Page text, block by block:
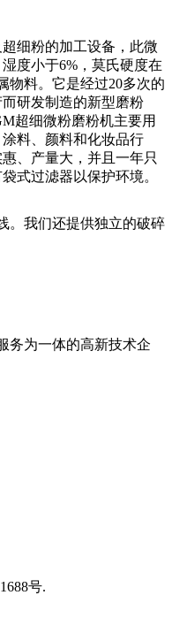
细粉的加工设备，此微
度小于6%，莫氏硬度在
物料。它是经过20多次的
研发制造的新型磨粉
超细微粉磨粉机主要用
料、颜料和化妆品行
、产量大，并且一年只
式过滤器以保护环境。
。我们还提供独立的破碎
务为一体的高新技术企
号.